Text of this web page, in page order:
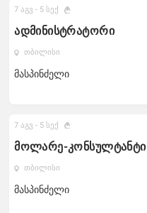
ადმინისტრატორი
თბილისი
მასპინძელი
7 აგვ - 5 სექ
მოლარე-კონსულტანტი
თბილისი
მასპინძელი
7 აგვ - 5 სექ